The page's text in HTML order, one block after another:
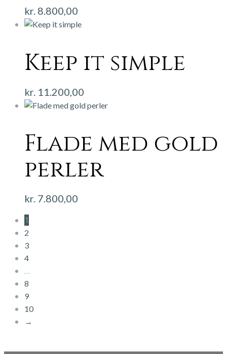
kr. 8.800,00
Keep it simple
kr. 11.200,00
Flade med gold
perler
kr. 7.800,00
1
2
3
4
…
8
9
10
→